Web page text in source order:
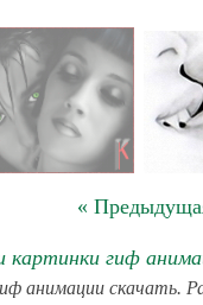
«
картинки гиф
анимации скачать.